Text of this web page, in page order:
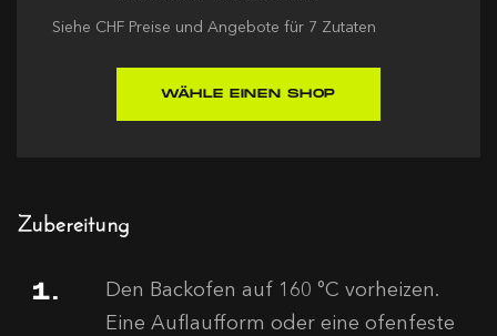
Siehe CHF Preise und Angebote für 7 Zutaten
WÄHLE EINEN SHOP
Zubereitung
Den Backofen auf 160 °C vorheizen.
Eine Auflaufform oder eine ofenfeste